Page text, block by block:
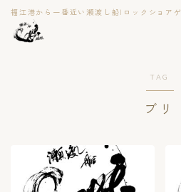
福江港から一番近い瀬渡し船|ロックショア
TAG
ブリ